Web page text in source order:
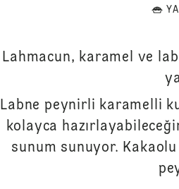
Lahmacun, karamel ve
Labne peynirli karamelli
kolayca
sunum sunuyor.